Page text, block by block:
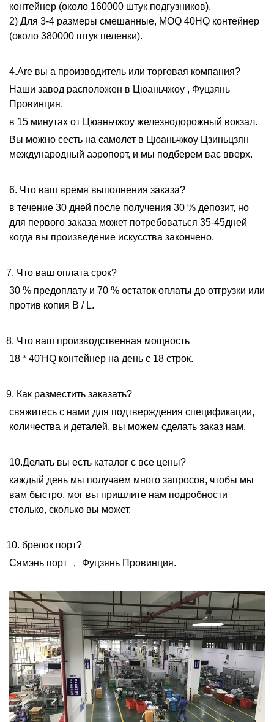
контейнер (около 160000 штук подгузников).
2) Для 3-4 размеры смешанные, MOQ 40HQ контейнер
(около 380000 штук пеленки).
4.Are вы а производитель или торговая компания?
Наши завод расположен в Цюаньчжоу , Фуцзянь
Провинция.
в 15 минутах от Цюаньчжоу железнодорожный вокзал.
Вы можно сесть на самолет в Цюаньчжоу Цзиньцзян
международный аэропорт, и мы подберем вас вверх.
6. Что ваш время выполнения заказа?
в течение 30 дней после получения 30 % депозит, но
для первого заказа может потребоваться 35-45дней
когда вы произведение искусства закончено.
7. Что ваш оплата срок?
30 % предоплату и 70 % остаток оплаты до отгрузки или
против копия B / L.
8. Что ваш производственная мощность
18 * 40'HQ контейнер на день с 18 строк.
9. Как разместить заказать?
свяжитесь с нами для подтверждения спецификации,
количества и деталей, вы можем сделать заказ нам.
10.Делать вы есть каталог с все цены?
каждый день мы получаем много запросов, чтобы мы
вам быстро, мог вы пришлите нам подробности
столько, сколько вы может.
10. брелок порт?
Сямэнь порт ， Фуцзянь Провинция.